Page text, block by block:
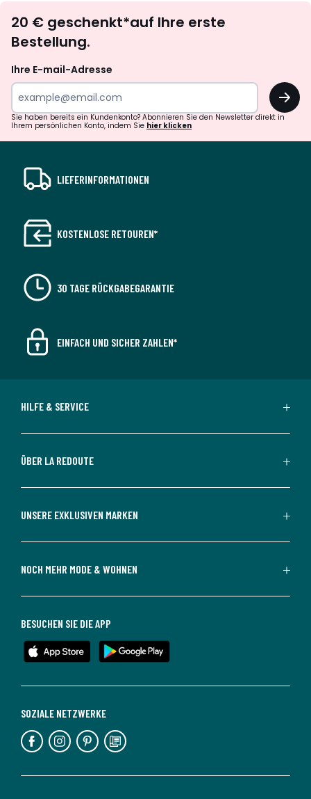
abonnieren
20 € geschenkt*auf Ihre erste
Bestellung.
Ihre E-mail-Adresse
OK
Sie haben bereits ein Kundenkonto? Abonnieren Sie den Newsletter direkt in
Ihrem persönlichen Konto, indem Sie hier klicken
LIEFERINFORMATIONEN
KOSTENLOSE RETOUREN*
30 TAGE RÜCKGABEGARANTIE
EINFACH UND SICHER ZAHLEN*
HILFE & SERVICE
ÜBER LA REDOUTE
UNSERE EXKLUSIVEN MARKEN
NOCH MEHR MODE & WOHNEN
SOZIALE NETZWERKE
BESUCHEN SIE DIE APP